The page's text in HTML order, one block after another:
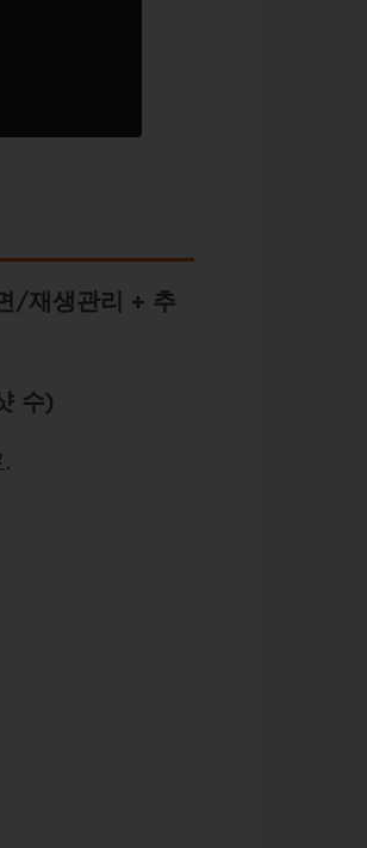
/재생관리 + 추
수)